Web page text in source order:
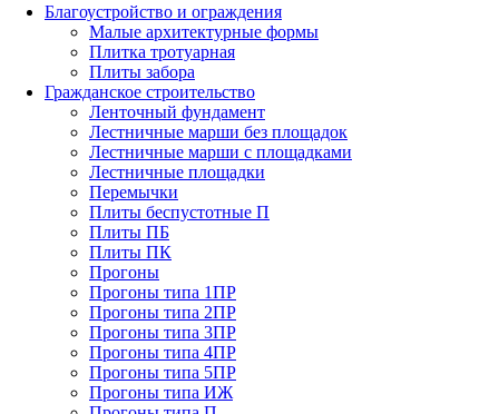
Благоустройство и ограждения
Малые архитектурные формы
Плитка тротуарная
Плиты забора
Гражданское строительство
Ленточный фундамент
Лестничные марши без площадок
Лестничные марши с площадками
Лестничные площадки
Перемычки
Плиты беспустотные П
Плиты ПБ
Плиты ПК
Прогоны
Прогоны типа 1ПР
Прогоны типа 2ПР
Прогоны типа 3ПР
Прогоны типа 4ПР
Прогоны типа 5ПР
Прогоны типа ИЖ